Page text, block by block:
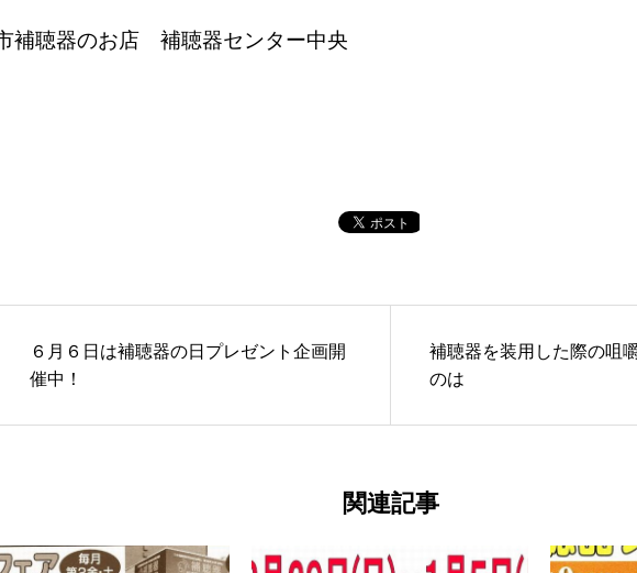
補聴器のお店 補聴器センター中央
６月６日は補聴器の日プレゼント企画開
催中！
補聴器を装用した際の咀
のは
関連記事